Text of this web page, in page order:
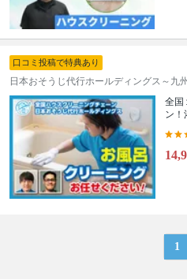
口コミ投稿で特典あり
日本おそうじ代行ホールディングス～九
全国
ン！
1